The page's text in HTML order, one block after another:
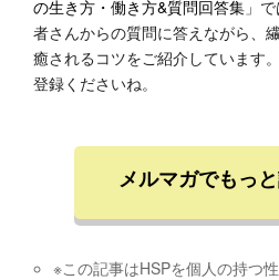
の生き方・働き方&質問回答集 」
者さんからの質問に答えながら、
癒されるコツをご紹介しています
登録くださいね。
メルマガでもっ
※この記事はHSPを個人の持つ